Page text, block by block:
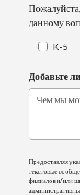
данному
K-5
Добавьте
Чем мы
Предоставляя
текстовые
филиалов и/или